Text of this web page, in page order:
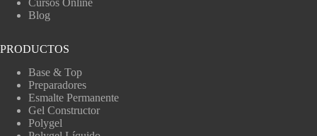
Cursos Online
Blog
PRODUCTOS
Base & Top
Preparadores
Esmalte Permanente
Gel Constructor
Polygel